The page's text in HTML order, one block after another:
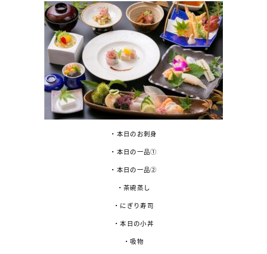
・本日のお刺身
・本日の一品①
・本日の一品②
・茶碗蒸し
・にぎり寿司
・本日の小丼
・吸物